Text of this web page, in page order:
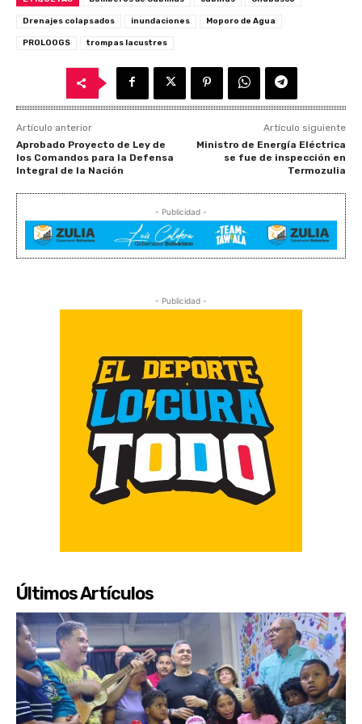
Drenajes colapsados inundaciones Moporo de Agua
PROLOOGS trompas lacustres
Artículo anterior
Aprobado Proyecto de Ley de
los Comandos para la Defensa
Integral de la Nación
Artículo siguiente
Ministro de Energía Eléctrica
se fue de inspección en
Termozulia
- Publicidad -
- Publicidad -
Últimos Artículos